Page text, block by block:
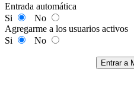
Entrada automática
Si
No
Agregarme a los usuarios activos
Si
No
Entrar a